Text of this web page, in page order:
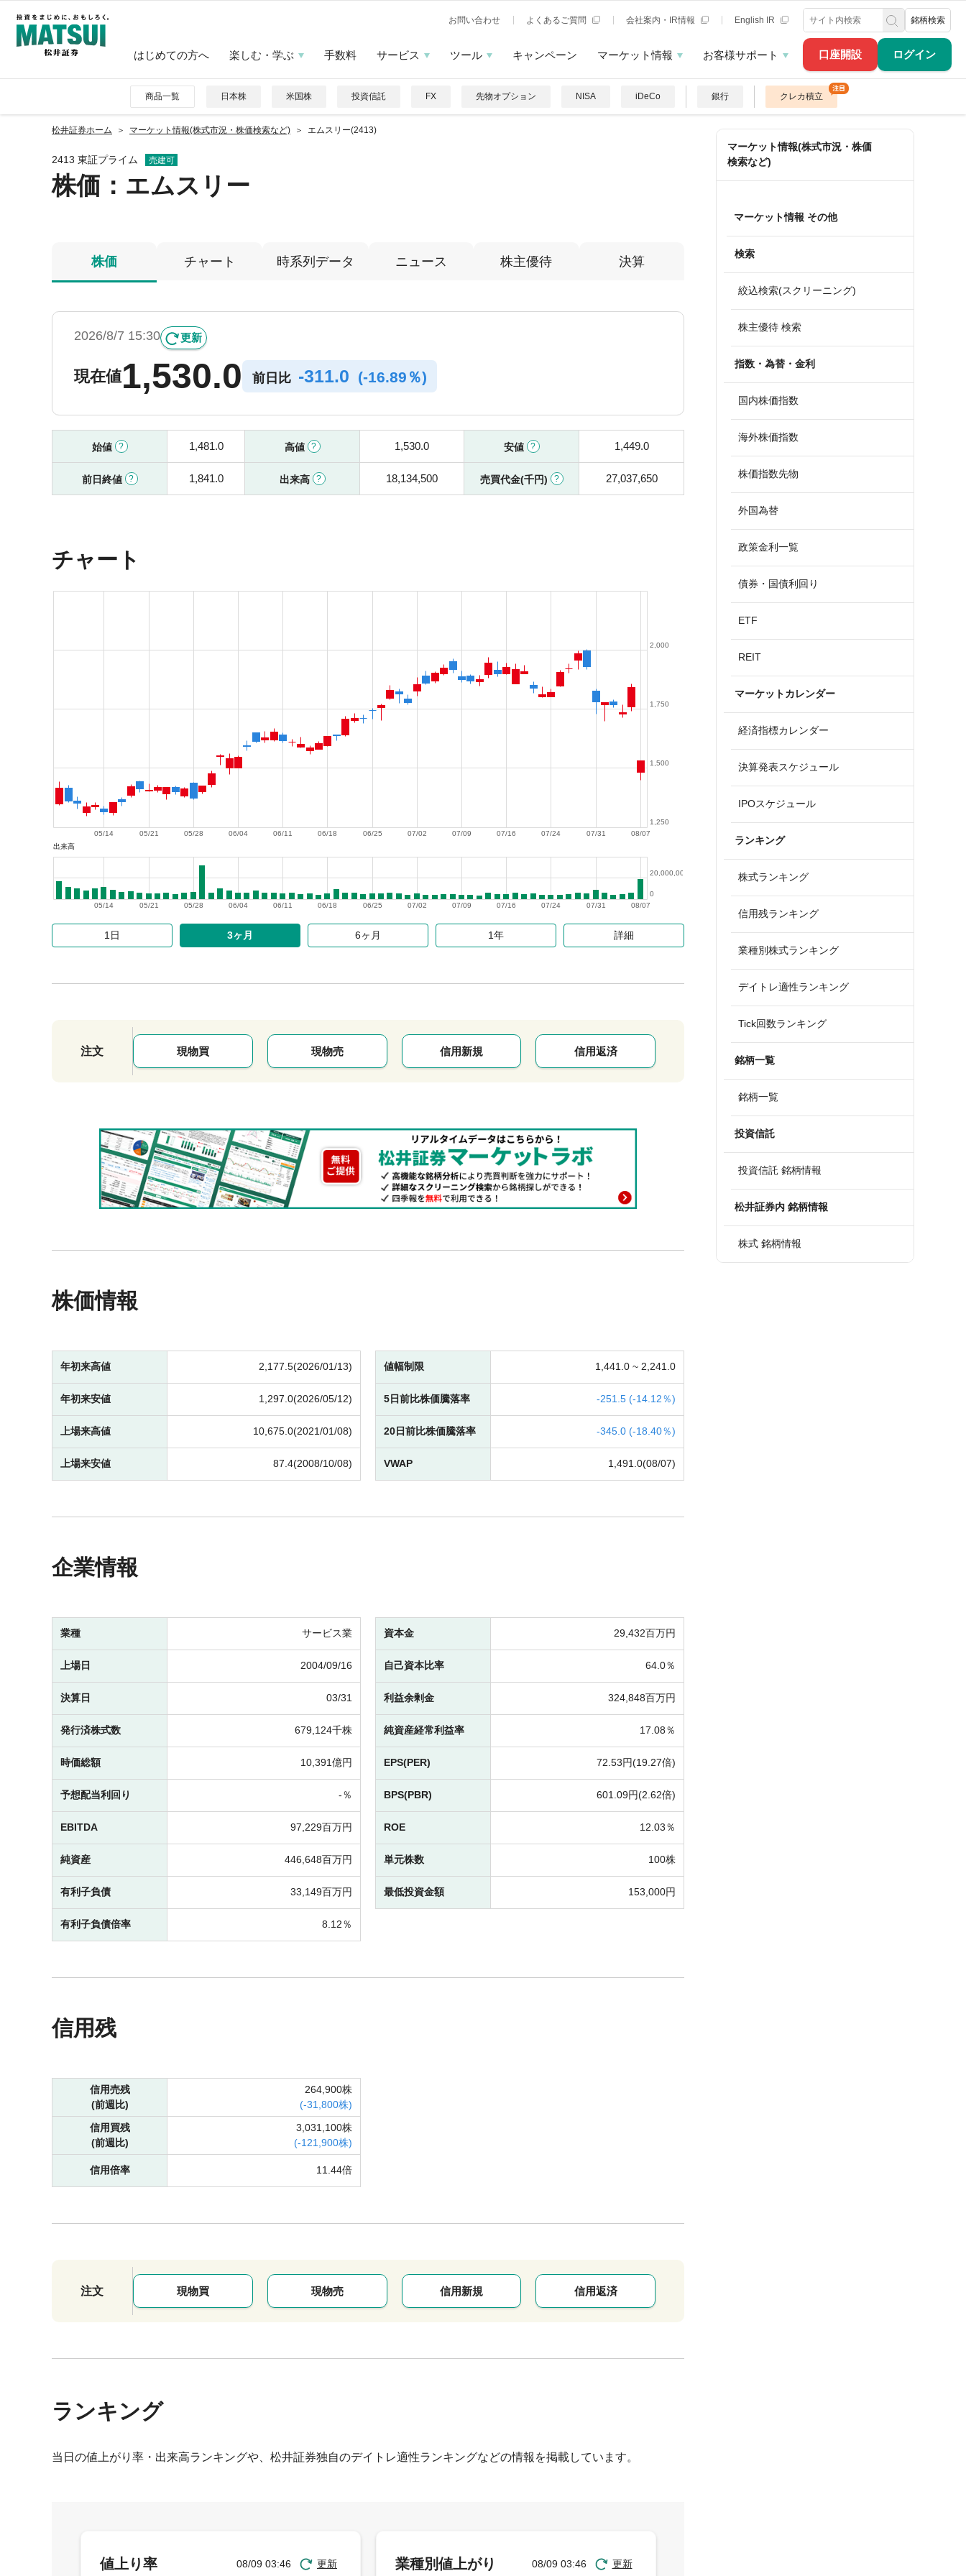
口座開設 ログイン
お問い合わせ よくあるご質問 会社案内・IR情報 English IR 銘柄検索
はじめての方へ 楽しむ・学ぶ 手数料 サービス ツール キャンペーン マーケット情報 お客様サポート
商品一覧 日本株 米国株 投資信託 FX 先物オプション NISA iDeCo 銀行 クレカ積立
松井証券ホーム マーケット情報(株式市況・株価検索など) エムスリー(2413)
2413 東証プライム 売建可
株価 ：エムスリー
株価 チャート 時系列データ ニュース 株主優待 決算
2026/8/7 15:30 更新
現在値1,530.0 前日比 -311.0 (-16.89％)
始値 1,481.0 高値 1,530.0 安値 1,449.0
前日終値 1,841.0 出来高 18,134,500 売買代金(千円) 27,037,650
チャート
08/07
07/31
07/24
07/16
07/09
07/02
06/25
06/18
06/11
06/04
05/28
05/21
05/14
1,250
1,500
1,750
2,000
出来高
08/07
07/31
07/24
07/16
07/09
07/02
06/25
06/18
06/11
06/04
05/28
05/21
05/14
0
20,000,000
1日 3ヶ月 6ヶ月 1年 詳細
注文 現物買 現物売 信用新規 信用返済
株価情報
年初来高値 2,177.5(2026/01/13)
年初来安値 1,297.0(2026/05/12)
上場来高値 10,675.0(2021/01/08)
上場来安値 87.4(2008/10/08)
値幅制限 1,441.0 ~ 2,241.0
5日前比株価騰落率 -251.5 (-14.12％)
20日前比株価騰落率 -345.0 (-18.40％)
VWAP 1,491.0(08/07)
企業情報
業種 サービス業
上場日 2004/09/16
決算日 03/31
発行済株式数 679,124千株
時価総額 10,391億円
予想配当利回り -％
EBITDA 97,229百万円
純資産 446,648百万円
有利子負債 33,149百万円
有利子負債倍率 8.12％
資本金 29,432百万円
自己資本比率 64.0％
利益余剰金 324,848百万円
純資産経常利益率 17.08％
EPS(PER) 72.53円(19.27倍)
BPS(PBR) 601.09円(2.62倍)
ROE 12.03％
単元株数 100株
最低投資金額 153,000円
信用残
信用売残
(前週比)
264,900株
(-31,800株)
信用買残
(前週比)
3,031,100株
(-121,900株)
信用倍率 11.44倍
注文 現物買 現物売 信用新規 信用返済
ランキング
当日の値上がり率・出来高ランキングや、松井証券独自のデイトレ適性ランキングなどの情報を掲載しています。
マーケット情報(株式市況・株価
検索など)
マーケット情報 その他
検索
絞込検索(スクリーニング)
株主優待 検索
指数・為替・金利
国内株価指数
海外株価指数
株価指数先物
外国為替
政策金利一覧
債券・国債利回り
ETF
REIT
マーケットカレンダー
経済指標カレンダー
決算発表スケジュール
IPOスケジュール
ランキング
株式ランキング
信用残ランキング
業種別株式ランキング
デイトレ適性ランキング
Tick回数ランキング
銘柄一覧
銘柄一覧
投資信託
投資信託 銘柄情報
松井証券内 銘柄情報
株式 銘柄情報